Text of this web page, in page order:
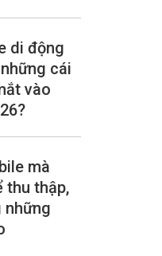
di động
cái
vào
mà
thu thập,
những